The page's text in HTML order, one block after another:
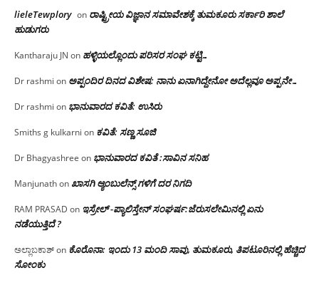
lieleTewplory on ರಾಷ್ಟ್ರೀಯ ವಿಜ್ಞಾನ ಸಮಾವೇಶಕ್ಕೆ‌ ತುಮಕೂರು ಸರ್ಕಾರಿ ಶಾಲೆ
ಹುಡುಗರು
Kantharaju JN on ಹಳ್ಳಿಯಲ್ಲೊಂದು ಪರಿಸರ ಸಂಘ ಕಟ್ಟಿ…
Dr rashmi on ಅಪ್ಪಂದಿರ ದಿನದ ವಿಶೇಷ: ನಾನು ಏನಾಗಿದ್ದೇನೋ‌ ಅದೆಲ್ಲವೂ ಅಪ್ಪನೇ…
Dr rashmi on ಭಾನುವಾರದ ಕವಿತೆ: ಉಸಿರು
Smiths g kulkarni on ಕವಿತೆ: ಸಣ್ಣ ಸೂಜಿ
Dr Bhagyashree on ಭಾನುವಾರದ ಕವಿತೆ :ಸಾವಿನ ಸನಿಹ
Manjunathonಖಾಸಗಿ ಆ್ಯಂಬುಲೆನ್ಸ್ ಗಳಿಗೆ ದರ ನಿಗದಿ
RAM PRASAD on ಇಸ್ರೇಲ್ -ಪ್ಯಾಲಿಸ್ತೇನ್ ಸಂಘರ್ಷ:ಜೆರುಸಲೇಮಿನಲ್ಲಿ ಏನು
ನಡೆಯುತ್ತಿದೆ ?
ಅಲ್ಲಾಬಕಾಶ್on ಕೊರೊನಾ: ಇಂದು 13 ಮಂದಿ ಸಾವು, ತುಮಕೂರು, ತಿಪಟೂರಿನಲ್ಲಿ ಹೆಚ್ಚಿದ
ಸೋಂಕು